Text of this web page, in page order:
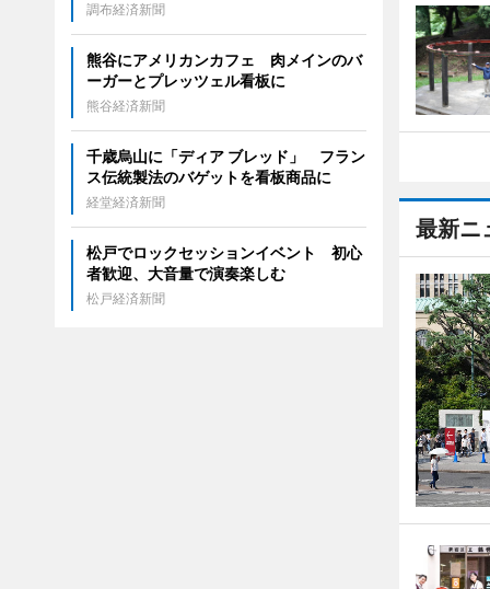
最新ニ
調布経済新聞
熊谷にアメリカンカフェ 肉メインのバ
ーガーとプレッツェル看板に
熊谷経済新聞
千歳烏山に「ディア ブレッド」 フラン
ス伝統製法のバゲットを看板商品に
経堂経済新聞
松戸でロックセッションイベント 初心
者歓迎、大音量で演奏楽しむ
松戸経済新聞